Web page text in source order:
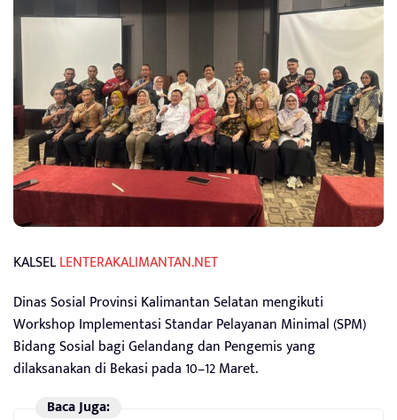
KALSELLENTERAKALIMANTAN.NET
Dinas Sosial Provinsi Kalimantan Selatan mengikuti
Workshop Implementasi Standar Pelayanan Minimal (SPM)
Bidang Sosial bagi Gelandang dan Pengemis yang
dilaksanakan di Bekasi pada 10–12 Maret.
Baca Juga: